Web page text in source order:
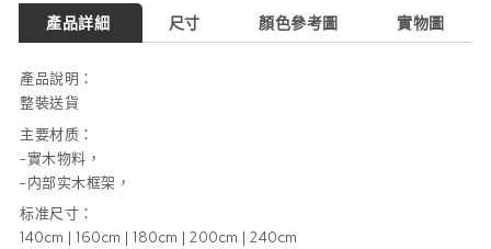
產品詳細 尺寸 顏色參考圖 實物圖
產品說明：
整裝送貨
主要材质：
-實木物料，
-内部实木框架，
标准尺寸：
140cm | 160cm | 180cm | 200cm | 240cm